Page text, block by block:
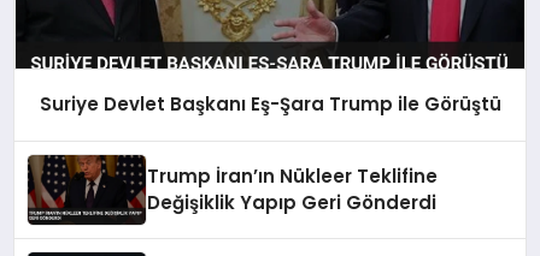
Suriye Devlet Başkanı Eş-Şara Trump ile Görüştü
Trump İran’ın Nükleer Teklifine
Değişiklik Yapıp Geri Gönderdi